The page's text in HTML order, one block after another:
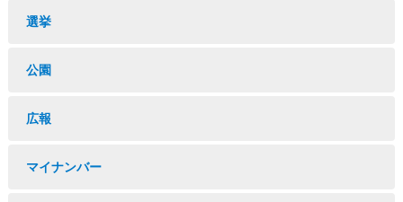
選挙
公園
広報
マイナンバー